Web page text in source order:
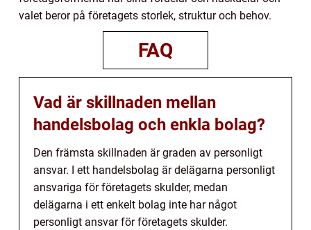
valet beror på företagets storlek, struktur och behov.
FAQ
Vad är skillnaden mellan
handelsbolag och enkla bolag?
Den främsta skillnaden är graden av personligt
ansvar. I ett handelsbolag är delägarna personligt
ansvariga för företagets skulder, medan
delägarna i ett enkelt bolag inte har något
personligt ansvar för företagets skulder.